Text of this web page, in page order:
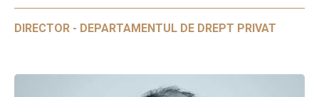
DIRECTOR - DEPARTAMENTUL DE DREPT PRIVAT